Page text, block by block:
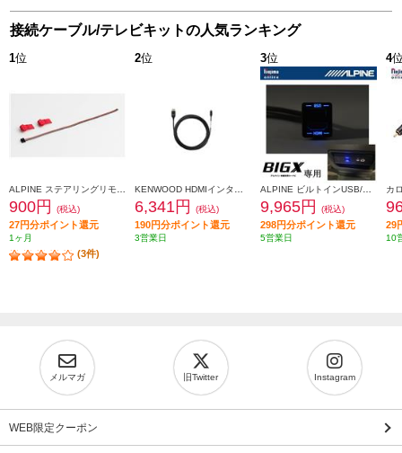
接続ケーブル/テレビキットの人気ランキング
1位
900円 (税込)
27円分ポイント還元
1ヶ月
(3件)
2位
6,341円 (税込)
190円分ポイント還元
3営業日
3位
9,965円 (税込)
298円分ポイント還元
5営業日
4
29
10
メルマガ 旧Twitter Instagram
WEB限定クーポン